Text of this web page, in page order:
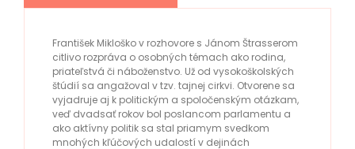
František Mikloško v rozhovore s Jánom Štrasserom
citlivo rozpráva o osobných témach ako rodina,
priateľstvá či náboženstvo. Už od vysokoškolských
štúdií sa angažoval v tzv. tajnej cirkvi. Otvorene sa
vyjadruje aj k politickým a spoločenským otázkam,
veď dvadsať rokov bol poslancom parlamentu a
ako aktívny politik sa stal priamym svedkom
mnohých kľúčových udalostí v dejinách